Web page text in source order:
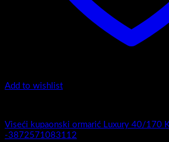
Add to wishlist
Viseći kupaonski ormarić Luxury 40/170
-3872571083112